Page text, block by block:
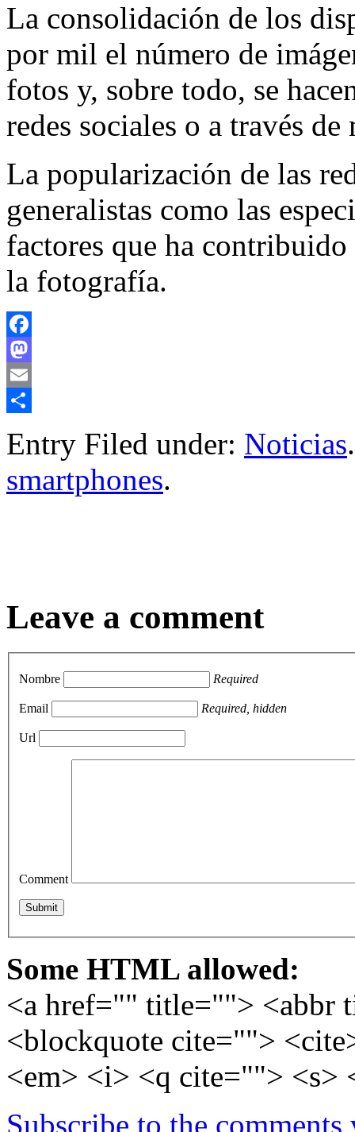
La consolidación de los
por mil el número de
fotos y, sobre todo, se
redes sociales o a través
La popularización de las
generalistas como las
factores que ha
la fotografía.
Facebook
Mastodon
Email
Entry Filed under: Noticias
smartphones.
Leave a comment
Nombre Required
Email Required, hidden
Url
Comment
Some HTML allowed:
<a href="" title=""> <abbr
<blockquote cite="">
<em> <i> <q cite=""> <s>
Subscribe to the comments